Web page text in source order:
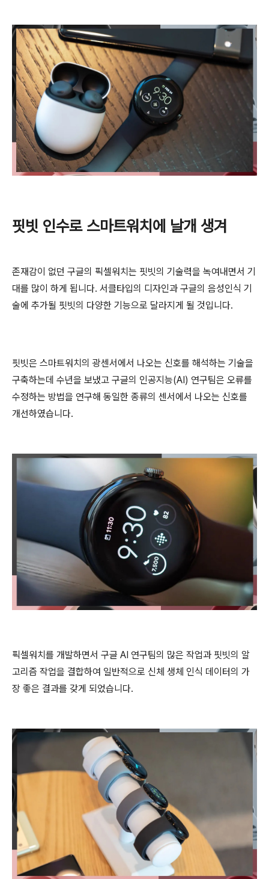
핏빗 인수로 스마트워치에 날개 생겨
존재감이 없던 구글의 픽셀워치는 핏빗의 기술력을 녹여내면서 기
대를 많이 하게 됩니다. 서클타입의 디자인과 구글의 음성인식 기
술에 추가될 핏빗의 다양한 기능으로 달라지게 될 것입니다.
핏빗은 스마트워치의 광센서에서 나오는 신호를 해석하는 기술을
구축하는데 수년을 보냈고 구글의 인공지능(AI) 연구팀은 오류를
수정하는 방법을 연구해 동일한 종류의 센서에서 나오는 신호를
개선하였습니다.
픽셀워치를 개발하면서 구글 AI 연구팀의 많은 작업과 핏빗의 알
고리즘 작업을 결합하여 일반적으로 신체 생체 인식 데이터의 가
장 좋은 결과를 갖게 되었습니다.